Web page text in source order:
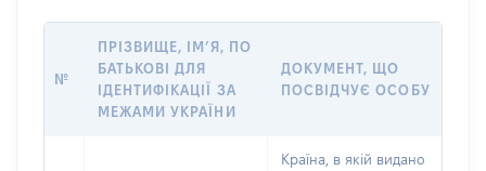
№
ПРІЗВИЩЕ, ІМ’Я, ПО
БАТЬКОВІ ДЛЯ
ІДЕНТИФІКАЦІЇ ЗА
МЕЖАМИ УКРАЇНИ
ДОКУМЕНТ, ЩО
ПОСВІДЧУЄ ОСОБУ
Країна, в якій видано